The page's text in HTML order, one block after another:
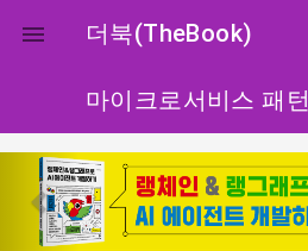
 더북(TheBook)
마이크로서비스 패턴
p
r
e